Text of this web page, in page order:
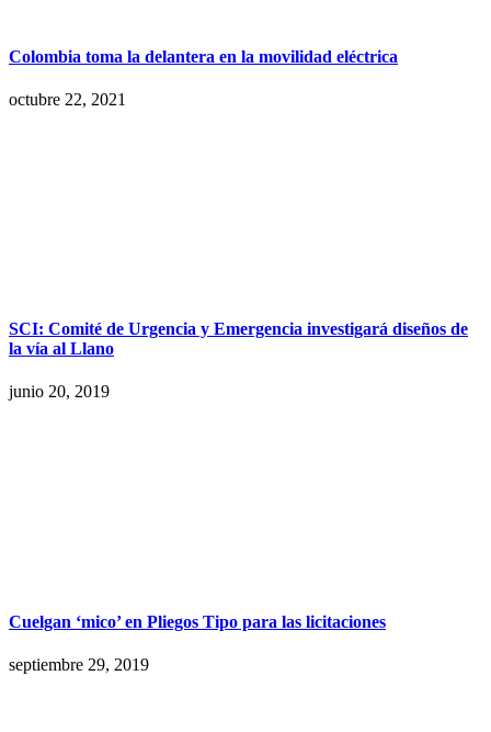
Colombia toma la delantera en la movilidad eléctrica
octubre 22, 2021
SCI: Comité de Urgencia y Emergencia investigará diseños de
la vía al Llano
junio 20, 2019
Cuelgan ‘mico’ en Pliegos Tipo para las licitaciones
septiembre 29, 2019